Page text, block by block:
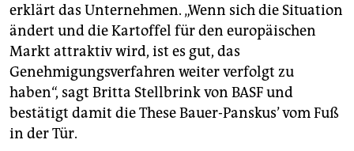
erklärt das Unternehmen. „Wenn sich die Situation
ändert und die Kartoffel für den europäischen
Markt attraktiv wird, ist es gut, das
Genehmigungsverfahren weiter verfolgt zu
haben“, sagt Britta Stellbrink von BASF und
bestätigt damit die These Bauer-Panskus’ vom Fuß
in der Tür.